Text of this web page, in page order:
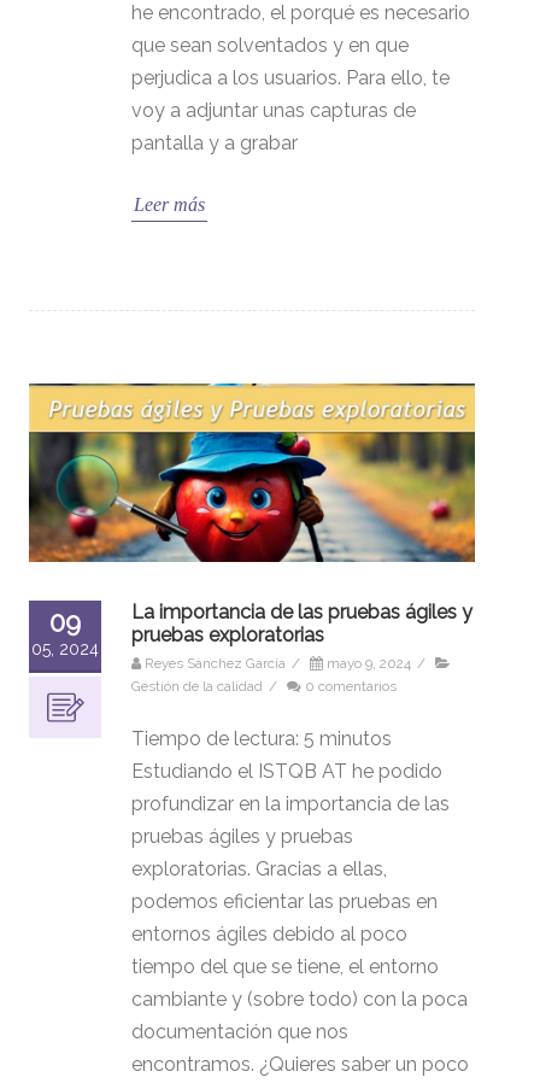
he encontrado, el porqué es necesario
que sean solventados y en que
perjudica a los usuarios. Para ello, te
voy a adjuntar unas capturas de
pantalla y a grabar
Leer más
09
05, 2024
La importancia de las pruebas ágiles y
pruebas exploratorias
Reyes Sánchez García / mayo 9, 2024 /
Gestión de la calidad / 0 comentarios
Tiempo de lectura: 5 minutos
Estudiando el ISTQB AT he podido
profundizar en la importancia de las
pruebas ágiles y pruebas
exploratorias. Gracias a ellas,
podemos eficientar las pruebas en
entornos ágiles debido al poco
tiempo del que se tiene, el entorno
cambiante y (sobre todo) con la poca
documentación que nos
encontramos. ¿Quieres saber un poco